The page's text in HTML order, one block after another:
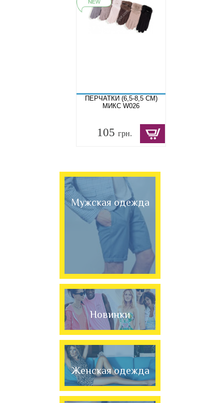
ПЕРЧАТКИ (6,5-8,5 СМ)
МИКС W026
105 грн.
Мужская одежда
Новинки
Женская одежда